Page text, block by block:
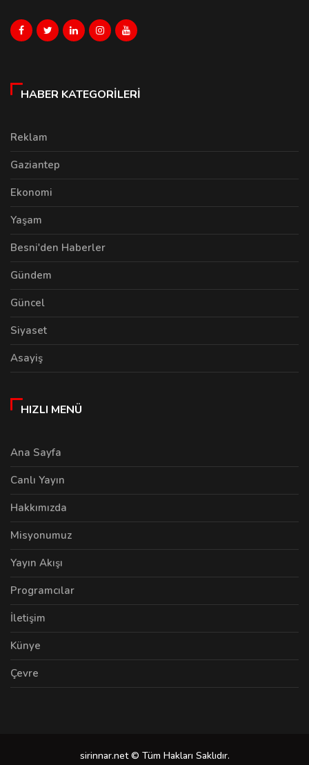
HABER KATEGORILERI
Reklam
Gaziantep
Ekonomi
Yaşam
Besni'den Haberler
Gündem
Güncel
Siyaset
Asayiş
HIZLI MENÜ
Ana Sayfa
Canlı Yayın
Hakkımızda
Misyonumuz
Yayın Akışı
Programcılar
İletişim
Künye
Çevre
sirinnar.net © Tüm Hakları Saklıdır.